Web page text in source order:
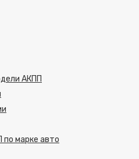
АКПП
по марке авто